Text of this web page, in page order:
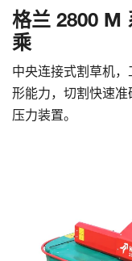
格兰 2800 M
乘
中央连接式割草机
形能力，切割快速
压力装置。